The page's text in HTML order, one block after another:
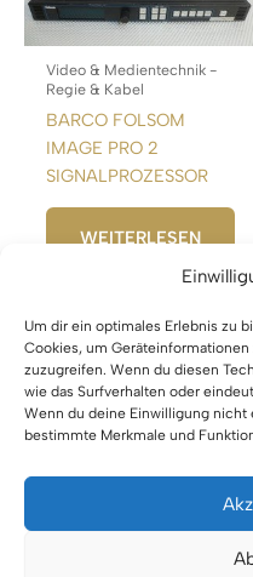
Um dir ein optimales Erlebnis zu
Cookies, um
zuzugreifen. Wenn du diesen
wie das Surfverhalten oder
Wenn du deine Einwilligung
bestimmte Merkmale und
Video & Medientechnik -
Regie & Kabel
BARCO FOLSOM
IMAGE PRO 2
SIGNALPROZESSOR
WEITERLESEN